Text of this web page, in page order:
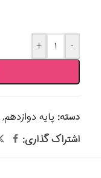
-
+
دسته: پایه دوازدهم,
اشتراک گذاری: